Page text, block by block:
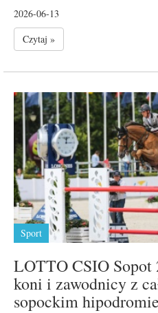
2026-06-13
Czytaj »
Sport
LOTTO CSIO Sopot
koni i zawodnicy z
sopockim hipodromie